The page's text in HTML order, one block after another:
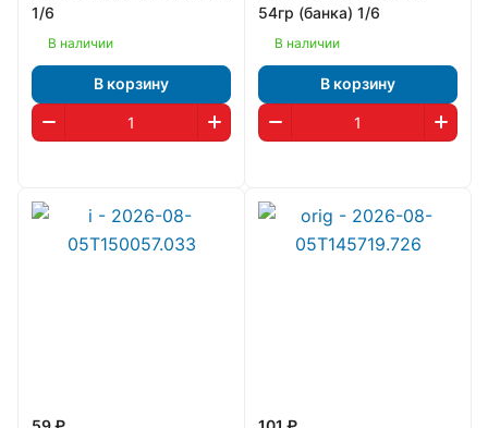
1/6
В наличии
В корзину
54гр (банка) 1/6
В наличии
В корзину